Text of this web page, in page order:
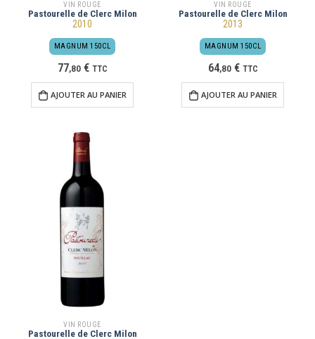
VIN ROUGE
Pastourelle de Clerc Milon
2010
MAGNUM 150CL
77,80 € TTC
AJOUTER AU PANIER
VIN ROUGE
Pastourelle de Clerc Milon
2013
MAGNUM 150CL
64,80 € TTC
AJOUTER AU PANIER
VIN ROUGE
Pastourelle de Clerc Milon